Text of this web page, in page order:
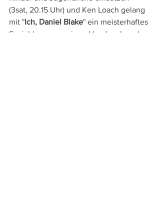
(3sat, 20.15 Uhr) und Ken Loach gelang
mit "Ich, Daniel Blake" ein meisterhaftes
Sozialdrama um einen Handwerker, der